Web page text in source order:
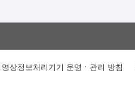
영상정보처리기기 운영ㆍ관리 방침